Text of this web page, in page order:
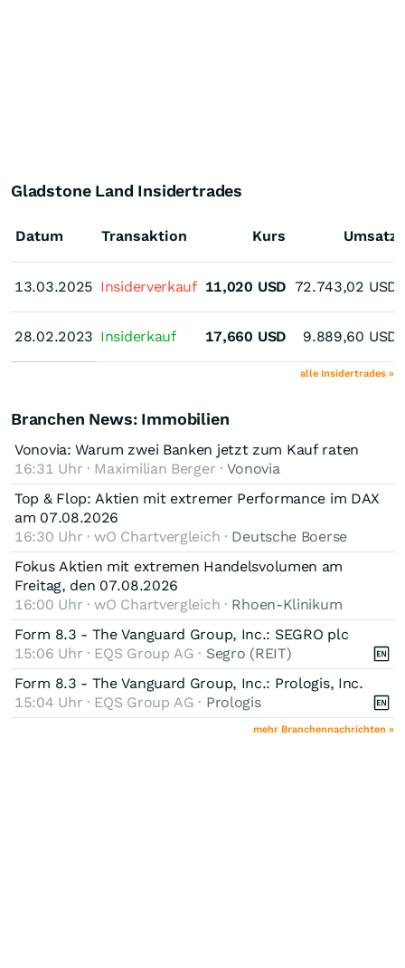
Gladstone Land Insidertrades
Datum
13.03.2025
28.02.2023
Transaktion Kurs Umsatz
13.03.2025 Insiderverkauf 11,020 USD 72.743,02 USD
28.02.2023 Insiderkauf 17,660 USD 9.889,60 USD
alle Insidertrades »
Branchen News: Immobilien
Vonovia: Warum zwei Banken jetzt zum Kauf raten
16:31 Uhr · Maximilian Berger ·Vonovia
Top & Flop: Aktien mit extremer Performance im DAX
am 07.08.2026
16:30 Uhr · wO Chartvergleich · Deutsche Boerse
Fokus Aktien mit extremen Handelsvolumen am
Freitag, den 07.08.2026
16:00 Uhr · wO Chartvergleich · Rhoen-Klinikum
Form 8.3 - The Vanguard Group, Inc.: SEGRO plc
15:06 Uhr · EQS Group AG · Segro (REIT)
Form 8.3 - The Vanguard Group, Inc.: Prologis, Inc.
15:04 Uhr · EQS Group AG · Prologis
mehr Branchennachrichten »